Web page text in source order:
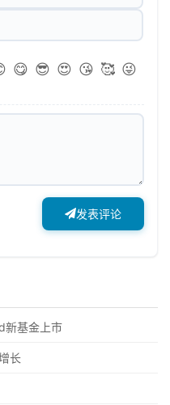
😋 😎 😍 😘 🥰 😜
发表评论
新基金上市
长